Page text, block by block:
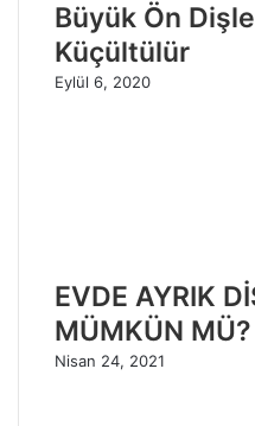
Büyük Ön
Küçültülür
Eylül 6, 2020
EVDE AYRIK
MÜMKÜN MÜ?
Nisan 24, 2021